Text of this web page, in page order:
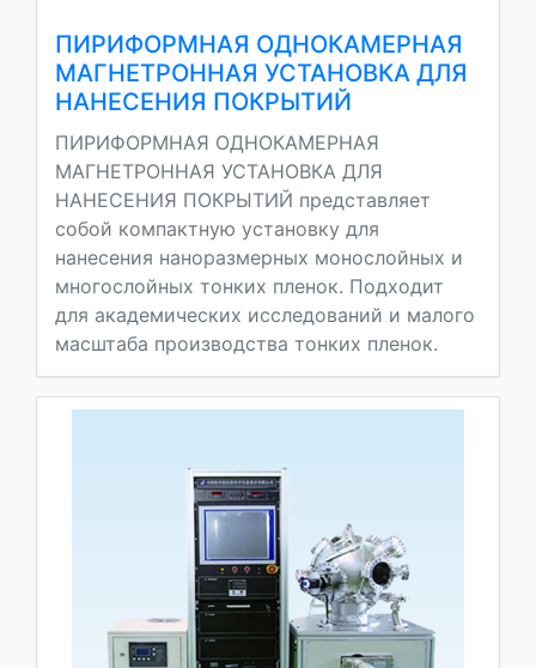
ПИРИФОРМНАЯ ОДНОКАМЕРНАЯ
МАГНЕТРОННАЯ УСТАНОВКА ДЛЯ
НАНЕСЕНИЯ ПОКРЫТИЙ
ПИРИФОРМНАЯ ОДНОКАМЕРНАЯ
МАГНЕТРОННАЯ УСТАНОВКА ДЛЯ
НАНЕСЕНИЯ ПОКРЫТИЙ представляет
собой компактную установку для
нанесения наноразмерных монослойных и
многослойных тонких пленок. Подходит
для академических исследований и малого
масштаба производства тонких пленок.